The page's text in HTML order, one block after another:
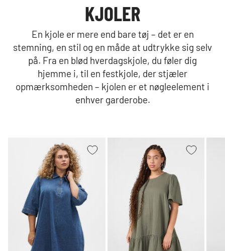
KJOLER
En kjole er mere end bare tøj – det er en
stemning, en stil og en måde at udtrykke sig selv
på. Fra en blød hverdagskjole, du føler dig
hjemme i, til en festkjole, der stjæler
opmærksomheden – kjolen er et nøgleelement i
enhver garderobe.